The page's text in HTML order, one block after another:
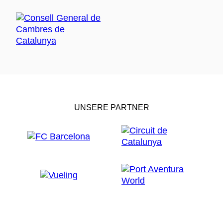
UNSERE PARTNER